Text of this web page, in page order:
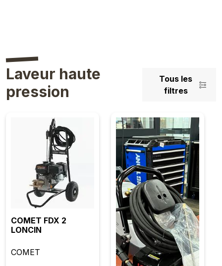
Laveur haute
pression
Tous les
filtres
COMET FDX 2
LONCIN
COMET